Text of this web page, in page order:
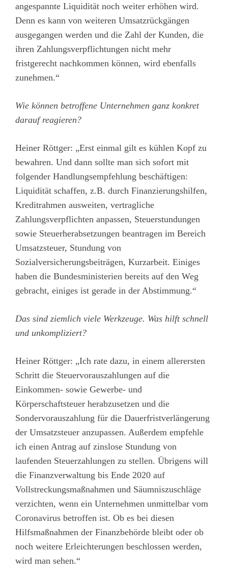
angespannte Liquidität noch weiter erhöhen wird.
Denn es kann von weiteren Umsatzrückgängen
ausgegangen werden und die Zahl der Kunden, die
ihren Zahlungsverpflichtungen nicht mehr
fristgerecht nachkommen können, wird ebenfalls
zunehmen.“
Wie können betroffene Unternehmen ganz konkret
darauf reagieren?
Heiner Röttger: „Erst einmal gilt es kühlen Kopf zu
bewahren. Und dann sollte man sich sofort mit
folgender Handlungsempfehlung beschäftigen:
Liquidität schaffen, z.B. durch Finanzierungshilfen,
Kreditrahmen ausweiten, vertragliche
Zahlungsverpflichten anpassen, Steuerstundungen
sowie Steuerherabsetzungen beantragen im Bereich
Umsatzsteuer, Stundung von
Sozialversicherungsbeiträgen, Kurzarbeit. Einiges
haben die Bundesministerien bereits auf den Weg
gebracht, einiges ist gerade in der Abstimmung.“
Das sind ziemlich viele Werkzeuge. Was hilft schnell
und unkompliziert?
Heiner Röttger: „Ich rate dazu, in einem allerersten
Schritt die Steuervorauszahlungen auf die
Einkommen- sowie Gewerbe- und
Körperschaftsteuer herabzusetzen und die
Sondervorauszahlung für die Dauerfristverlängerung
der Umsatzsteuer anzupassen. Außerdem empfehle
ich einen Antrag auf zinslose Stundung von
laufenden Steuerzahlungen zu stellen. Übrigens will
die Finanzverwaltung bis Ende 2020 auf
Vollstreckungsmaßnahmen und Säumniszuschläge
verzichten, wenn ein Unternehmen unmittelbar vom
Coronavirus betroffen ist. Ob es bei diesen
Hilfsmaßnahmen der Finanzbehörde bleibt oder ob
noch weitere Erleichterungen beschlossen werden,
wird man sehen.“